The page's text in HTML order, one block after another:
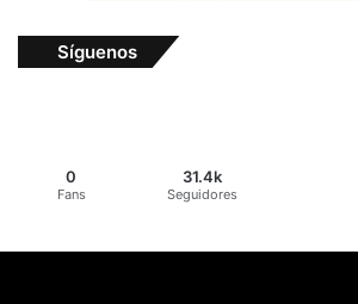
Síguenos
0
Fans
31.4k
Seguidores